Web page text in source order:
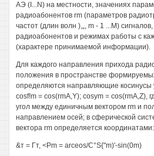
АЭ (I...N) на местности, значениях
радиоабонентов rm (параметров
частот (длин волн ),„, m - 1 ...М)
радиоабонентов и режимах работы с
(характере принимаемой информации).
Для каждого направления прихода
положения в пространстве
определяются направляющие косинусы
cosf!m = cos(rmA,Y); cosym = cos(rmA,Z),
угол между единичным вектором rm и
направлением осей; в сферической
вектора rm определяется координатами:
&т = Гт, <Pm = arceos/C°S{"m)'-sin(0m)